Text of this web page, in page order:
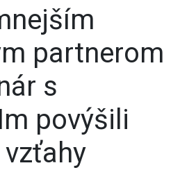
partnerom
s
povýšili